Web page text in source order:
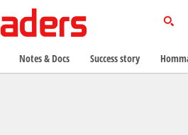
Notes & Docs Success story